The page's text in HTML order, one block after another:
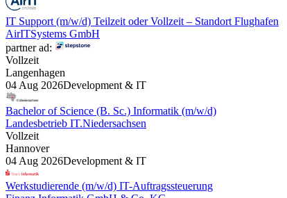
IT Support (m/w/d) Teilzeit oder Vollzeit – Standort Flughafen
AirITSystems GmbH
partner ad:
Vollzeit
Langenhagen
04 Aug 2026Development & IT
Bachelor of Science (B. Sc.) Informatik (m/w/d)
Landesbetrieb IT.Niedersachsen
Vollzeit
Hannover
04 Aug 2026Development & IT
Werkstudierende (m/w/d) IT-Auftragssteuerung